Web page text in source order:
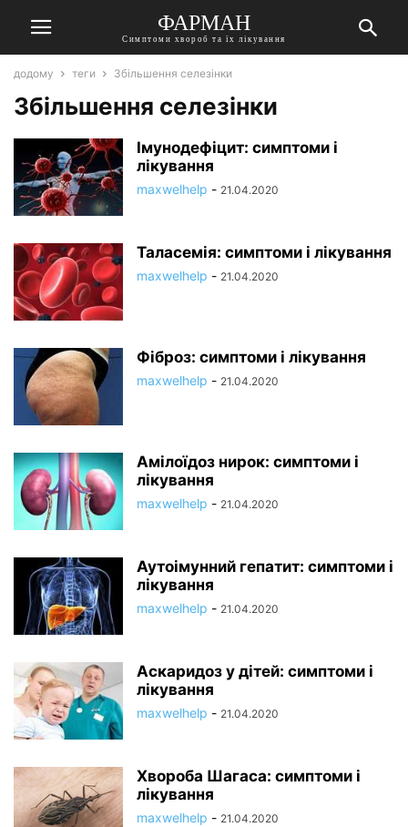
ФАРМАН
Симптоми хвороб та їх лікування
додому теги Збільшення селезінки
Збільшення селезінки
Імунодефіцит: симптоми і
лікування
maxwelhelp - 21.04.2020
Таласемія: симптоми і лікування
maxwelhelp - 21.04.2020
Фіброз: симптоми і лікування
maxwelhelp - 21.04.2020
Амілоїдоз нирок: симптоми і
лікування
maxwelhelp - 21.04.2020
Аутоімунний гепатит: симптоми і
лікування
maxwelhelp - 21.04.2020
Аскаридоз у дітей: симптоми і
лікування
maxwelhelp - 21.04.2020
Хвороба Шагаса: симптоми і
лікування
maxwelhelp - 21.04.2020